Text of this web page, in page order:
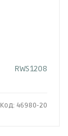
RWS1208
Код: 46980-20